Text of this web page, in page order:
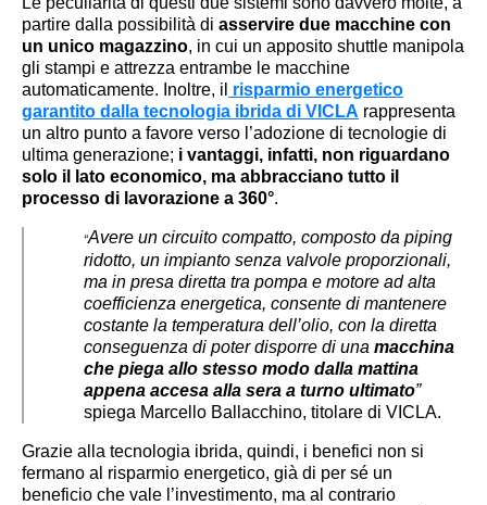
partire dalla possibilità di asservire due macchine con
un unico magazzino, in cui un apposito shuttle manipola
gli stampi e attrezza entrambe le macchine
automaticamente. Inoltre, il risparmio energetico
garantito dalla tecnologia ibrida di VICLA rappresenta
un altro punto a favore verso l’adozione di tecnologie di
ultima generazione; i vantaggi, infatti, non riguardano
solo il lato economico, ma abbracciano tutto il
processo di lavorazione a 360°.
“Avere un circuito compatto, composto da piping
ridotto, un impianto senza valvole proporzionali,
ma in presa diretta tra pompa e motore ad alta
coefficienza energetica, consente di mantenere
costante la temperatura dell’olio, con la diretta
conseguenza di poter disporre di una macchina
che piega allo stesso modo dalla mattina
appena accesa alla sera a turno ultimato”
spiega Marcello Ballacchino, titolare di VICLA.
Grazie alla tecnologia ibrida, quindi, i benefici non si
fermano al risparmio energetico, già di per sé un
beneficio che vale l’investimento, ma al contrario